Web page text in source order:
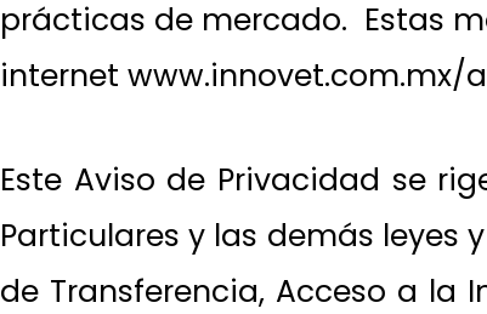
prácticas de mercado. Estas
internet www.innovet.com.mx/
Este Aviso de Privacidad se
Particulares y las demás leyes
de Transferencia, Acceso a la